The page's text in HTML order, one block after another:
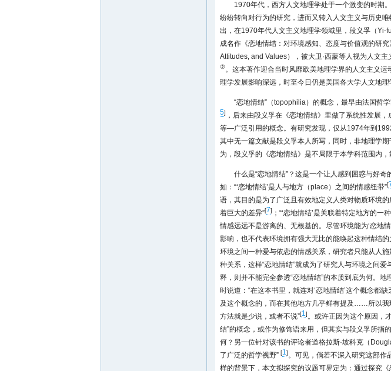
1970年代，西方人文地理学处于一个激变的时期
纷纷转向对行为的研究，进而又转入人文主义与历史
出，在1970年代人文主义地理学领域里，段义孚（Yi-
成名作《恋地情结：对环境感知、态度与价值观的研
Attitudes, and Values），被大卫·西蒙等人视为人文
②。这本著作迎合当时风靡欧美地理学界的人文主义
理学发展影响深远，时至今日仍是美国各大学人文地
“恋地情结”（topophilia）的概念，最早由法国哲
5] ，后来由段义孚在《恋地情结》里做了系统性发展
等—广泛引用的概念。有研究发现，仅从1974年到
其中无一篇文献是段义孚本人所写，同时，非地理学
为，段义孚的《恋地情结》是不局限于本学科范围内
什么是“恋地情结”？这是一个让人感到困惑与好
如：“‘恋地情结’是人与地方（place）之间的情感纽带”[
语，其目的是为了广泛且有效地定义人类对物质环境
着巨大的差异”[7] ；“‘恋地情结’是关联着特定地方的
情感远远不是游离的、无根基的。尽管环境能为‘恋地
影响，也不代表环境拥有强大无比的能唤起这种情结的
环境之间一种爱与依恋的情感关系，研究者只能从人
种关系，这样“恋地情结”就成为了研究人与环境之间
释，则并不能完全参透“恋地情结”的本质到底为何。
时说道：“在这本书里，就连对‘恋地情结’这个概念都
及这个概念的，而在其他地方几乎鲜有提及……所以
方法就是少说，或者不说”[1]。或许正因为这个原因，
结”的概念，或作为修饰语来用，但其实与段义孚所指
何？另一位针对该书的评论者道格拉斯·坡科克（
了广泛的哲学视野” [1]。可见，倘若不深入研究这部作
样的背景下，本文拟探究的议题可界定为：通过探究